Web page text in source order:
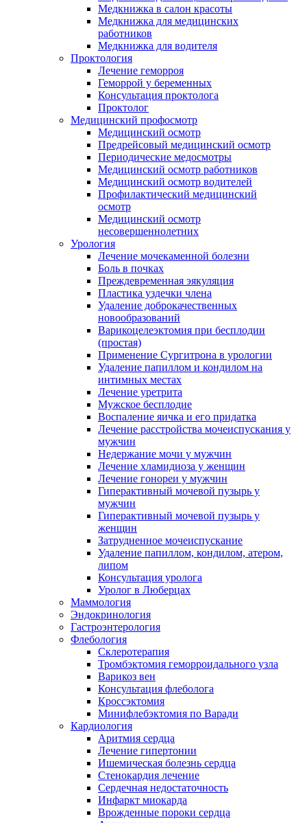
Медкнижка в салон красоты
Медкнижка для медицинских
работников
Медкнижка для водителя
Проктология
Лечение геморроя
Геморрой у беременных
Консультация проктолога
Проктолог
Медицинский профосмотр
Медицинский осмотр
Предрейсовый медицинский осмотр
Периодические медосмотры
Медицинский осмотр работников
Медицинский осмотр водителей
Профилактический медицинский
осмотр
Медицинский осмотр
несовершеннолетних
Урология
Лечение мочекаменной болезни
Боль в почках
Преждевременная эякуляция
Пластика уздечки члена
Удаление доброкачественных
новообразований
Варикоцелеэктомия при бесплодии
(простая)
Применение Сургитрона в урологии
Удаление папиллом и кондилом на
интимных местах
Лечение уретрита
Мужское бесплодие
Воспаление яичка и его придатка
Лечение расстройства мочеиспускания у
мужчин
Недержание мочи у мужчин
Лечение хламидиоза у женщин
Лечение гонореи у мужчин
Гиперактивный мочевой пузырь у
мужчин
Гиперактивный мочевой пузырь у
женщин
Затрудненное мочеиспускание
Удаление папиллом, кондилом, атером,
липом
Консультация уролога
Уролог в Люберцах
Маммология
Эндокринология
Гастроэнтерология
Флебология
Склеротерапия
Тромбэктомия геморроидального узла
Варикоз вен
Консультация флеболога
Кроссэктомия
Минифлебэктомия по Варади
Кардиология
Аритмия сердца
Лечение гипертонии
Ишемическая болезнь сердца
Стенокардия лечение
Сердечная недостаточность
Инфаркт миокарда
Врожденные пороки сердца